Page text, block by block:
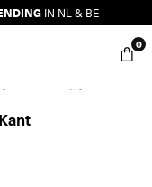
IN NL & BE
0